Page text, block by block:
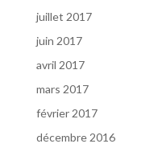
juillet 2017
juin 2017
avril 2017
mars 2017
février 2017
décembre 2016